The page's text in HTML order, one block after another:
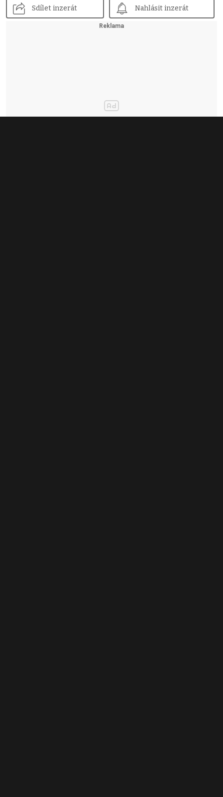
Sdílet inzerát Nahlásit inzerát